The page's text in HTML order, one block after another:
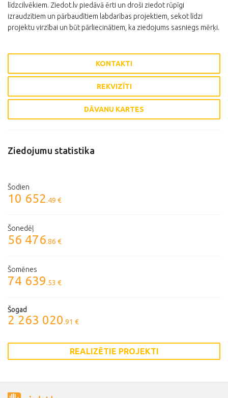
līdzcilvēkiem. Ziedot.lv piedāvā ērti un droši ziedot rūpīgi
izraudzītiem un pārbaudītiem labdarības projektiem, sekot līdzi
projektu virzībai un būt pārliecinātiem, ka ziedojums sasniegs mērķi.
KONTAKTI
REKVIZĪTI
DĀVANU KARTES
Ziedojumu statistika
Šodien
10 652.49 €
Šonedēļ
56 476.86 €
Šomēnes
74 639.53 €
Šogad
2 263 020.91 €
REALIZĒTIE PROJEKTI